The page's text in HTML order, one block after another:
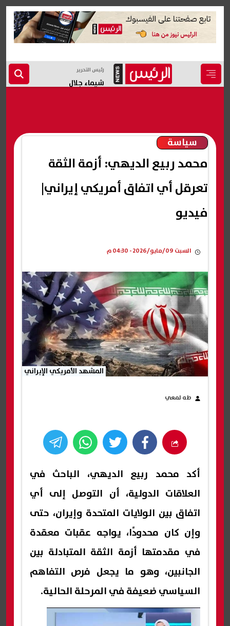
رئيس التحرير
شيماء جلال
سياسة
محمد ربيع الديهي: أزمة الثقة
تعرقل أي اتفاق أمريكي إيراني|
فيديو
السبت 09/مايو/2026 - 04:30 م
المشهد الأمريكي الإيراني
طه لمعي
أكد محمد ربيع الديهي، الباحث في
العلاقات الدولية، أن التوصل إلى أي
اتفاق بين الولايات المتحدة وإيران، حتى
وإن كان محدودًا، يواجه عقبات معقدة
في مقدمتها أزمة الثقة المتبادلة بين
الجانبين، وهو ما يجعل فرص التفاهم
السياسي ضعيفة في المرحلة الحالية.